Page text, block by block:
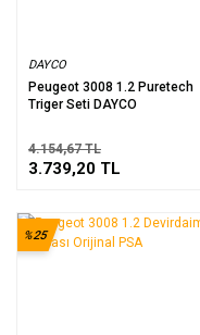
DAYCO
Peugeot 3008 1.2 Puretech
Triger Seti DAYCO
4.154,67 TL
3.739,20 TL
%25